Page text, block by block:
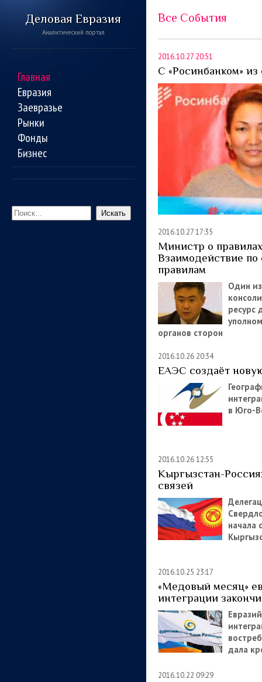
Деловая Евразия
Аналитический портал
Главная
Евразия
Заевразье
Рынки
Фонды
Бизнес
Искать
Все События
2016.10.27 20:51
C «Росинбанком»
2016.10.27 17:35
Министр о
Взаимодействие
правилам
Один
ресурс
органов сторон
2016.10.26 20:34
ЕАЭС создаёт
в Юго-
2016.10.26 12:55
Кыргызстан-
связей
начала
2016.10.25 23:17
«Медовый месяц»
интеграции
дала
2016.10.22 09:29